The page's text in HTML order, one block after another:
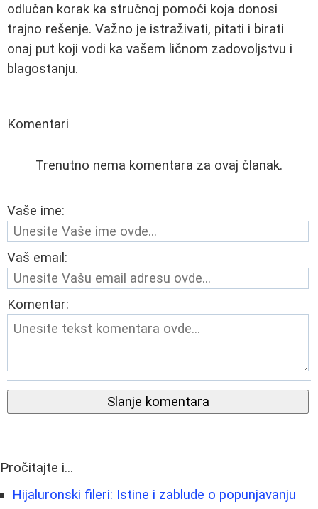
odlučan korak ka stručnoj pomoći koja donosi
trajno rešenje. Važno je istraživati, pitati i birati
onaj put koji vodi ka vašem ličnom zadovoljstvu i
blagostanju.
Komentari
Trenutno nema komentara za ovaj članak.
Vaše ime:
Vaš email:
Komentar:
Slanje komentara
Pročitajte i...
Hijaluronski fileri: Istine i zablude o popunjavanju